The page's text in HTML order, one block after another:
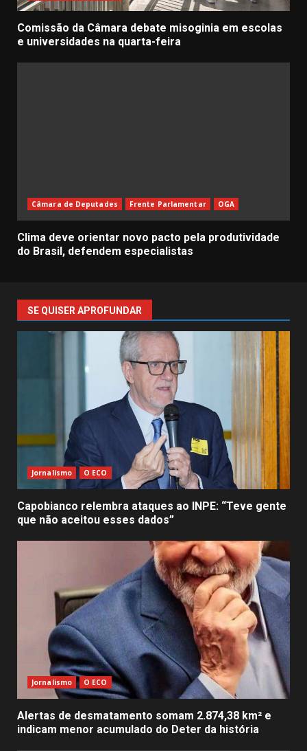
Comissão da Câmara debate misoginia em escolas
e universidades na quarta-feira
Câmara de Deputades Frente Parlamentar OGA
Clima deve orientar novo pacto pela produtividade
do Brasil, defendem especialistas
SE QUISER APROFUNDAR
Jornalismo O ECO
Capobianco relembra ataques ao INPE: “Teve gente
que não aceitou esses dados”
Jornalismo O ECO
Alertas de desmatamento somam 2.874,38 km² e
indicam menor acumulado do Deter da história